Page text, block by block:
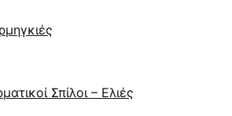
Σπίλοι – Ελιές